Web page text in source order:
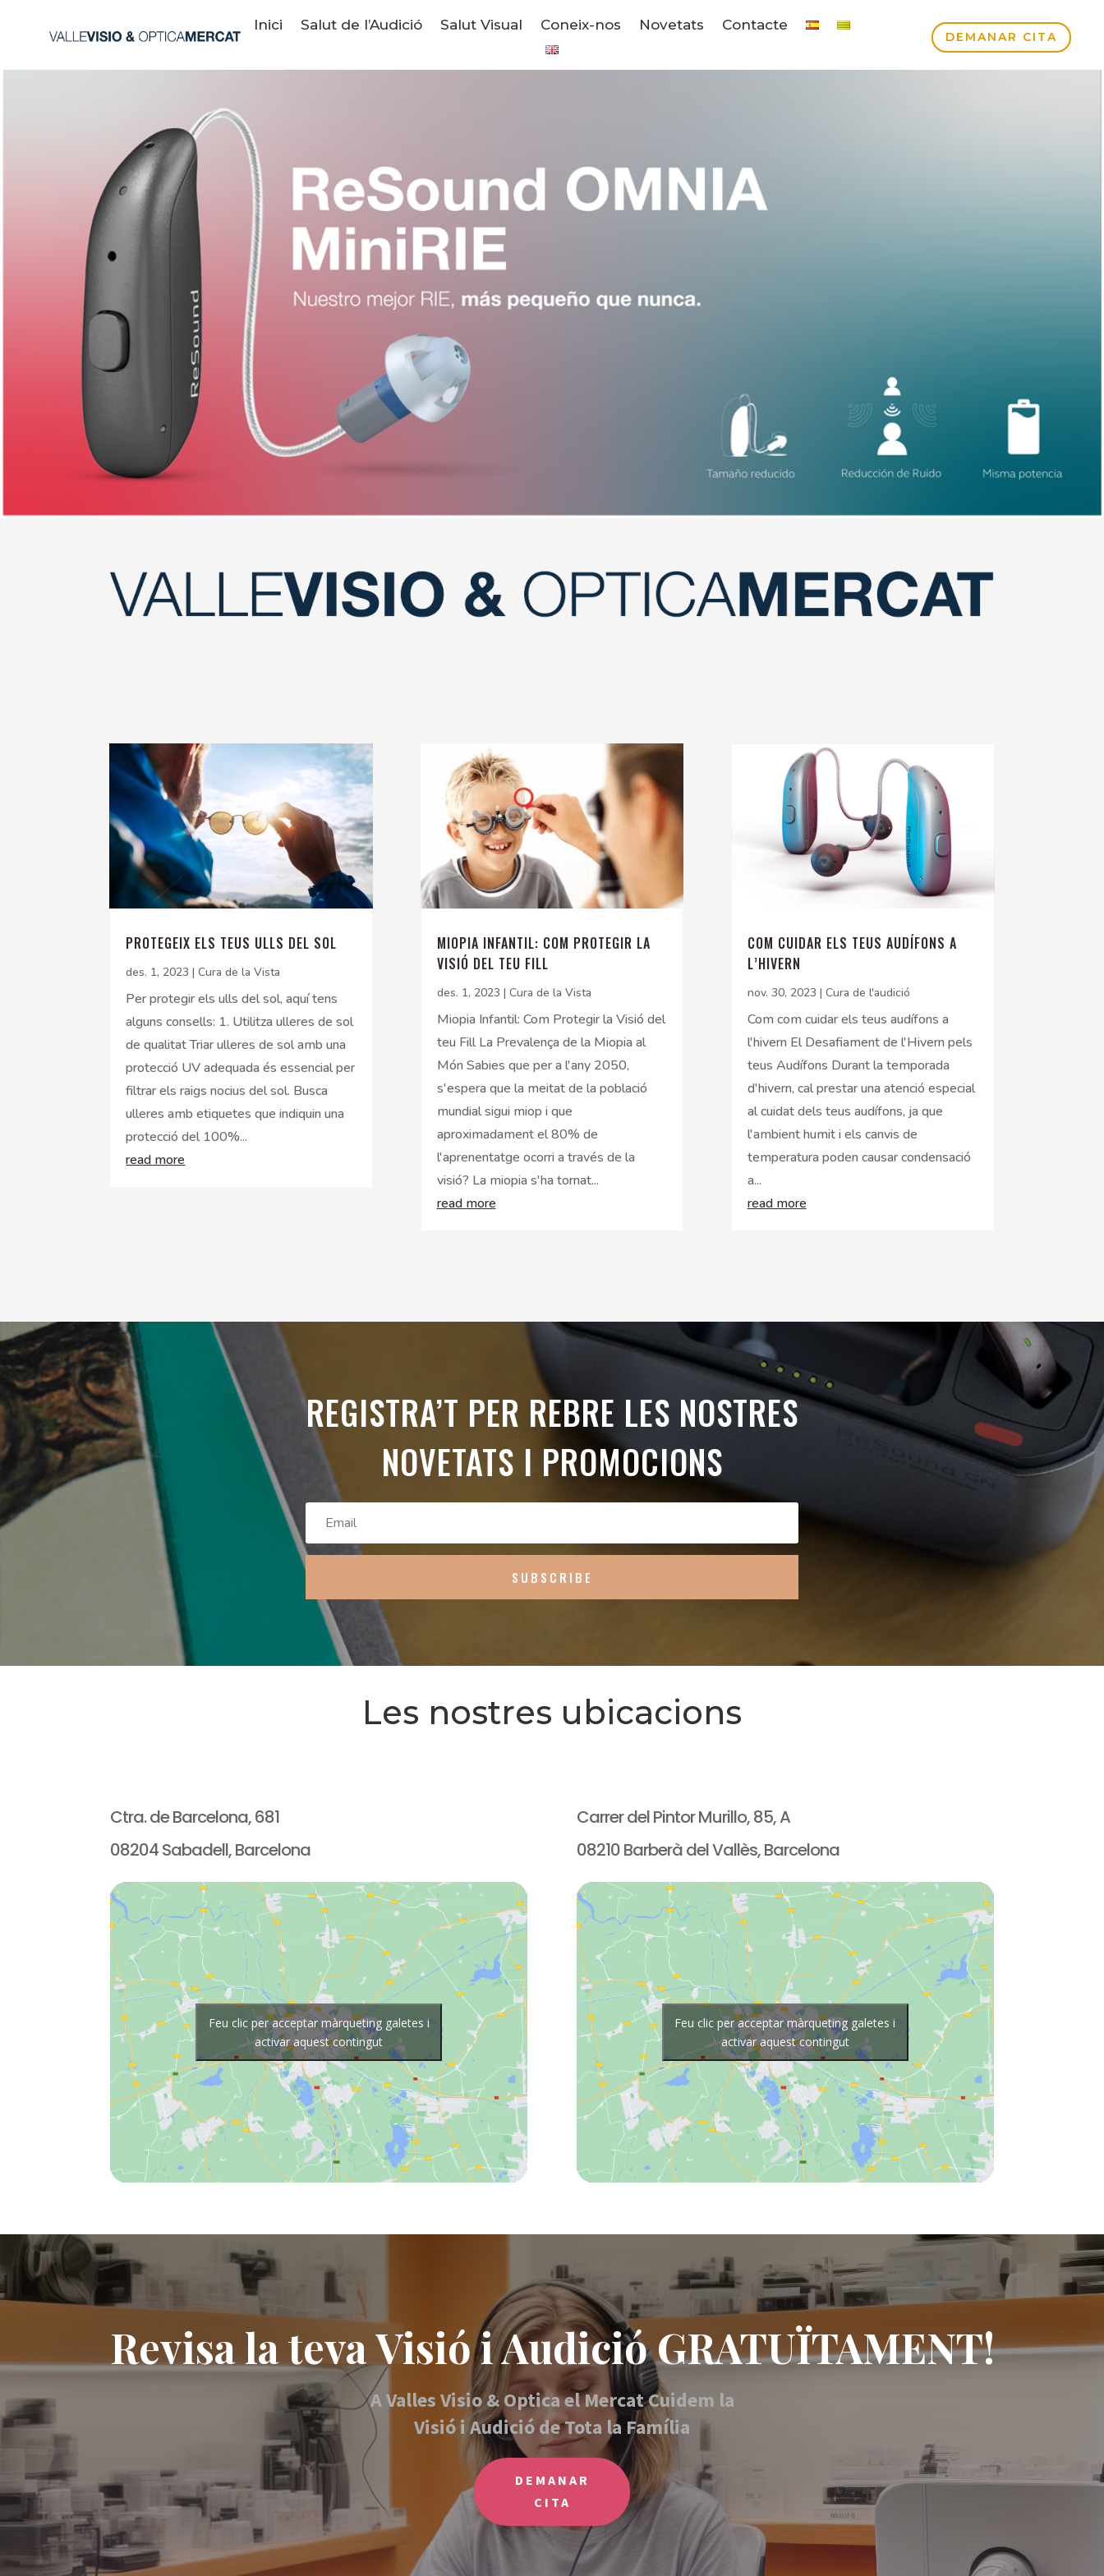
Inici Salut de l’Audició Salut Visual Coneix-nos Novetats Contacte
DEMANAR CITA
PROTEGEIX ELS TEUS ULLS DEL SOL
des. 1, 2023 |Cura de la Vista
Per protegir els ulls del sol, aquí tens
alguns consells: 1. Utilitza ulleres de sol
de qualitat Triar ulleres de sol amb una
protecció UV adequada és essencial per
filtrar els raigs nocius del sol. Busca
ulleres amb etiquetes que indiquin una
protecció del 100%...
read more
MIOPIA INFANTIL: COM PROTEGIR LA
VISIÓ DEL TEU FILL
des. 1, 2023 | Cura de la Vista
Miopia Infantil: Com Protegir la Visió del
teu Fill La Prevalença de la Miopia al
Món Sabies que per a l'any 2050,
s'espera que la meitat de la població
mundial sigui miop i que
aproximadament el 80% de
l'aprenentatge ocorri a través de la
visió? La miopia s'ha tornat...
read more
COM CUIDAR ELS TEUS AUDÍFONS A
L’HIVERN
nov. 30, 2023 | Cura de l'audició
Com com cuidar els teus audífons a
l'hivern El Desafiament de l'Hivern pels
teus Audífons Durant la temporada
d'hivern, cal prestar una atenció especial
al cuidat dels teus audífons, ja que
l'ambient humit i els canvis de
temperatura poden causar condensació
a...
read more
REGISTRA’T PER REBRE LES NOSTRES
NOVETATS I PROMOCIONS
SUBSCRIBE
Les nostres ubicacions
Ctra. de Barcelona, 681
08204 Sabadell, Barcelona
Feu clic per acceptar màrqueting galetes i
activar aquest contingut
Carrer del Pintor Murillo, 85, A
08210 Barberà del Vallès, Barcelona
Feu clic per acceptar màrqueting galetes i
activar aquest contingut
Revisa la teva Visió i Audició GRATUÏTAMENT!
A Valles Visio & Optica el Mercat Cuidem la
Visió i Audició de Tota la Família
DEMANAR
CITA